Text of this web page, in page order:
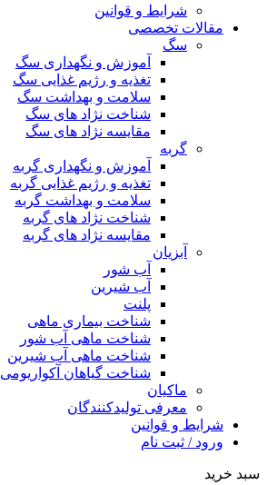
شرایط و قوانین
مقالات تخصصی
سگ
آموزش و نگهداری سگ
تغذیه و رژیم غذایی سگ
سلامت و بهداشت سگ
شناخت نژاد های سگ
مقایسه نژاد های سگ
گربه
آموزش و نگهداری گربه
تغذیه و رژیم غذایی گربه
سلامت و بهداشت گربه
شناخت نژاد های گربه
مقایسه نژاد های گربه
آبزیان
آب شور
آب شیرین
پلنت
شناخت بیماری ماهی
شناخت ماهی آب شور
شناخت ماهی آب شیرین
شناخت گیاهان آکواریومی
ماکیان
معرفی تولیدکنندگان
شرایط و قوانین
ورود / ثبت نام
سبد خرید